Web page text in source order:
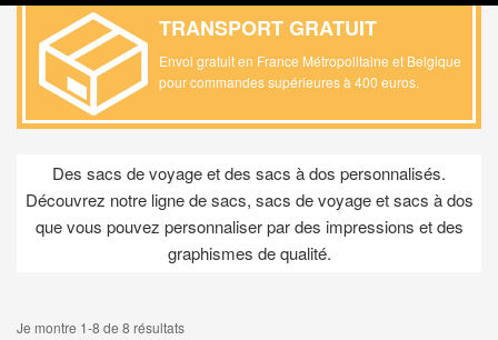
TRANSPORT GRATUIT
Envoi gratuit en France Métropolitaine et Belgique
pour commandes supérieures à 400 euros.
Des sacs de voyage et des sacs à dos personnalisés.
Découvrez notre ligne de sacs, sacs de voyage et sacs à dos
que vous pouvez personnaliser par des impressions et des
graphismes de qualité.
Je montre 1-8 de 8 résultats